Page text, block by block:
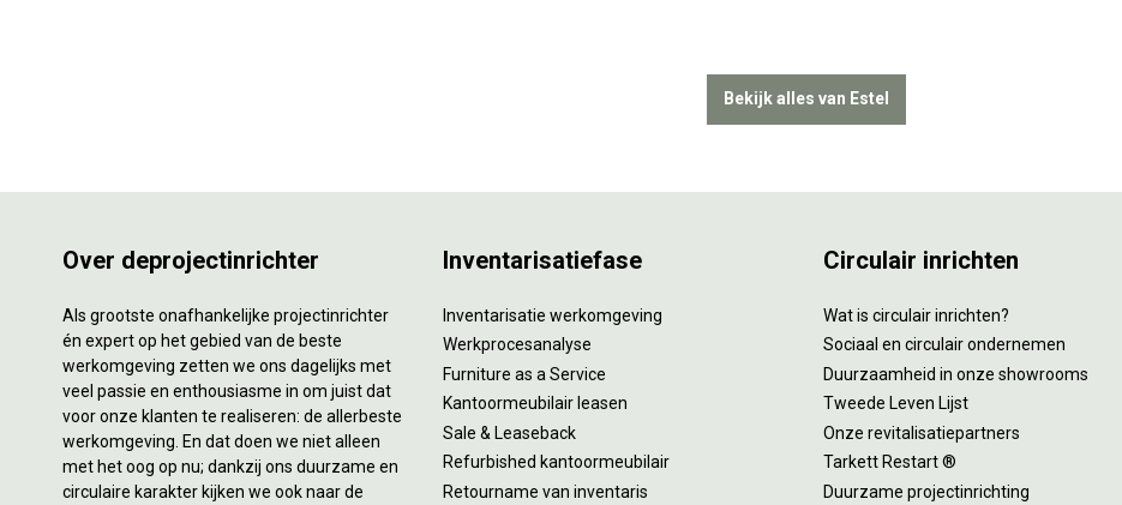
Bekijk alles van Estel
Over deprojectinrichter
Als grootste onafhankelijke projectinrichter
én expert op het gebied van de beste
werkomgeving zetten we ons dagelijks met
veel passie en enthousiasme in om juist dat
voor onze klanten te realiseren: de allerbeste
werkomgeving. En dat doen we niet alleen
met het oog op nu; dankzij ons duurzame en
circulaire karakter kijken we ook naar de
Inventarisatiefase
Inventarisatie werkomgeving
Werkprocesanalyse
Furniture as a Service
Kantoormeubilair leasen
Sale & Leaseback
Refurbished kantoormeubilair
Retourname van inventaris
Circulair inrichten
Wat is circulair inrichten?
Sociaal en circulair ondernemen
Duurzaamheid in onze showrooms
Tweede Leven Lijst
Onze revitalisatiepartners
Tarkett Restart ®
Duurzame projectinrichting